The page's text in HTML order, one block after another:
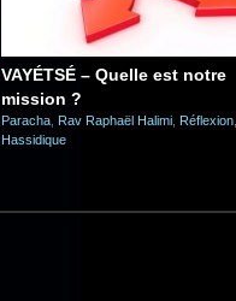
VAYÉTSÉ – Quelle est notre
mission ?
Paracha Rav Raphaël Halimi Réflexion
Hassidique